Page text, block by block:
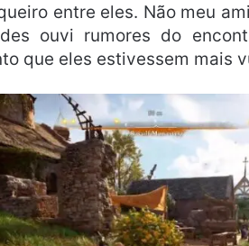
entre eles. Não meu
ouvi rumores do
que eles estivessem mais